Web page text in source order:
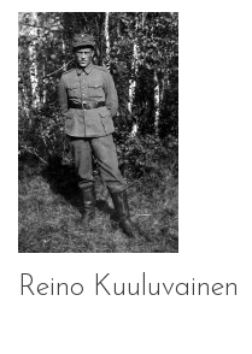
Reino Kuuluvainen